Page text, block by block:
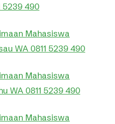
5239 490
Mahasiswa
WA 0811 5239 490
Mahasiswa
WA 0811 5239 490
Mahasiswa